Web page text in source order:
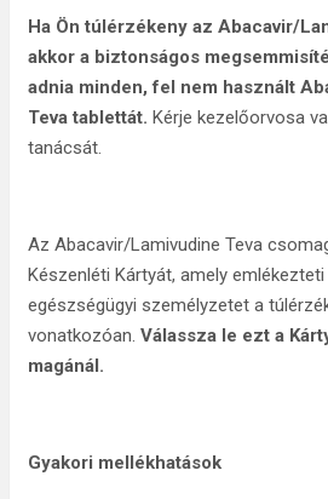
Ha Ön túlérzékeny az Abacavir/
akkor a biztonságos
adnia minden, fel nem használt
Teva tablettát. Kérje kezelőorvosa
tanácsát.
Az Abacavir/Lamivudine Teva
Készenléti Kártyát, amely
egészségügyi személyzetet a
vonatkozóan. Válassza le ezt a
magánál.
Gyakori mellékhatások